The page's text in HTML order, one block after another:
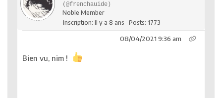
(@frenchauide)
Noble Member
Inscription: Il y a 8 ans
Posts: 1773
08/04/2021 9:36 am
Bien vu, nim !